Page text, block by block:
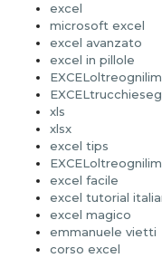
excel
microsoft excel
excel avanzato
excel in pillole
xls
xlsx
excel tips
excel facile
excel tutorial
excel magico
emmanuele vietti
corso excel